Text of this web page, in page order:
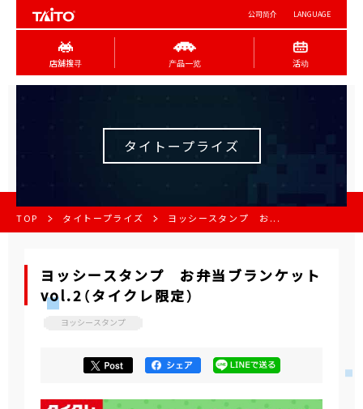
公司简介 LANGUAGE
店舖搜寻 产品一览 活动
タイトープライズ
TOP タイトープライズ ヨッシースタンプ お...
ヨッシースタンプ お弁当ブランケット
vol.2（タイクレ限定）
ヨッシースタンプ